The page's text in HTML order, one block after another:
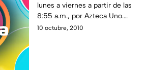
lunes a viernes a partir de las
8:55 a.m., por Azteca Uno.
Toda la familia de VLA te
10 octubre, 2010